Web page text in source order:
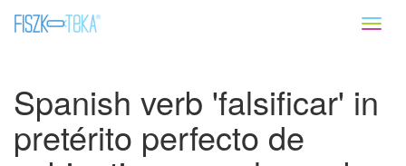
Spanish verb 'falsificar' in
pretérito perfecto de